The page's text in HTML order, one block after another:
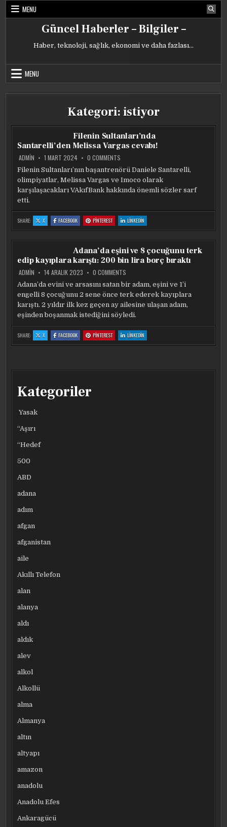
Skip
MENU
Güncel Haberler – Bilgiler –
Haber, teknoloji, sağlık, ekonomi ve daha fazlası…
MENU
Kategori:istiyor
Filenin Sultanları’nda
Santarelli’den Melissa Vargas cevabı!
ADMIN 1 MART 2024 0 COMMENTS
SULTANLARI’NDA
SANTARELLI’DEN
MELISSA
VARGAS
CEVABI!
Filenin Sultanları’nın başantrenörü Daniele Santarelli,
olimpiyatlar, Melissa Vargas ve Imoco olarak
karşılaşacakları VAkıfBank hakkında önemli sözler sarf
etti.
SHARE: X:
FILENIN
SULTANLARI’NDA
MELISSA
FACEBOOK:
FILENIN
SULTANLARI’NDA
MELISSA
CEVABI!
PINTEREST:
FILENIN
SULTANLARI’NDA
MELISSA
CEVABI!
LINKEDIN
FILENIN
SULTANLARI’NDA
MELISSA
CEVABI!
Adana’da eşini ve 8 çocuğunu terk
edip kayıplara karıştı: 200 bin lira borç bıraktı
ADMIN 14 ARALIK 2023 0 COMMENTS
EŞINI
VE
8
ÇOCUĞUNU
TERK
EDIP
KARIŞTI:
200
BIN
LIRA
Adana’da evini ve arsasını satan bir adam, eşini ve 1’i
engelli 8 çocuğunu 2 sene önce terk ederek kayıplara
karıştı. 2 yıldır ilk kez geçen ay ailesine ulaşan adam,
eşinden boşanmak istediğini söyledi.
SHARE: X:
ADANA’DA
EŞINI
EDIP
BIN
LIRA
BORÇ
FACEBOOK:
ADANA’DA
EŞINI
EDIP
200
BIN
LIRA
PINTEREST:
ADANA’DA
EŞINI
EDIP
LINKEDIN
ADANA’DA
EŞINI
EDIP
Kategoriler
Yasak
“Aşırı
“Hedef
500
ABD
adana
adım
afgan
afganistan
aile
Akıllı Telefon
alan
alanya
aldı
aldık
alev
alkol
Alkollü
alma
Almanya
altın
altyapı
amazon
anadolu
Anadolu Efes
Ankaragücü